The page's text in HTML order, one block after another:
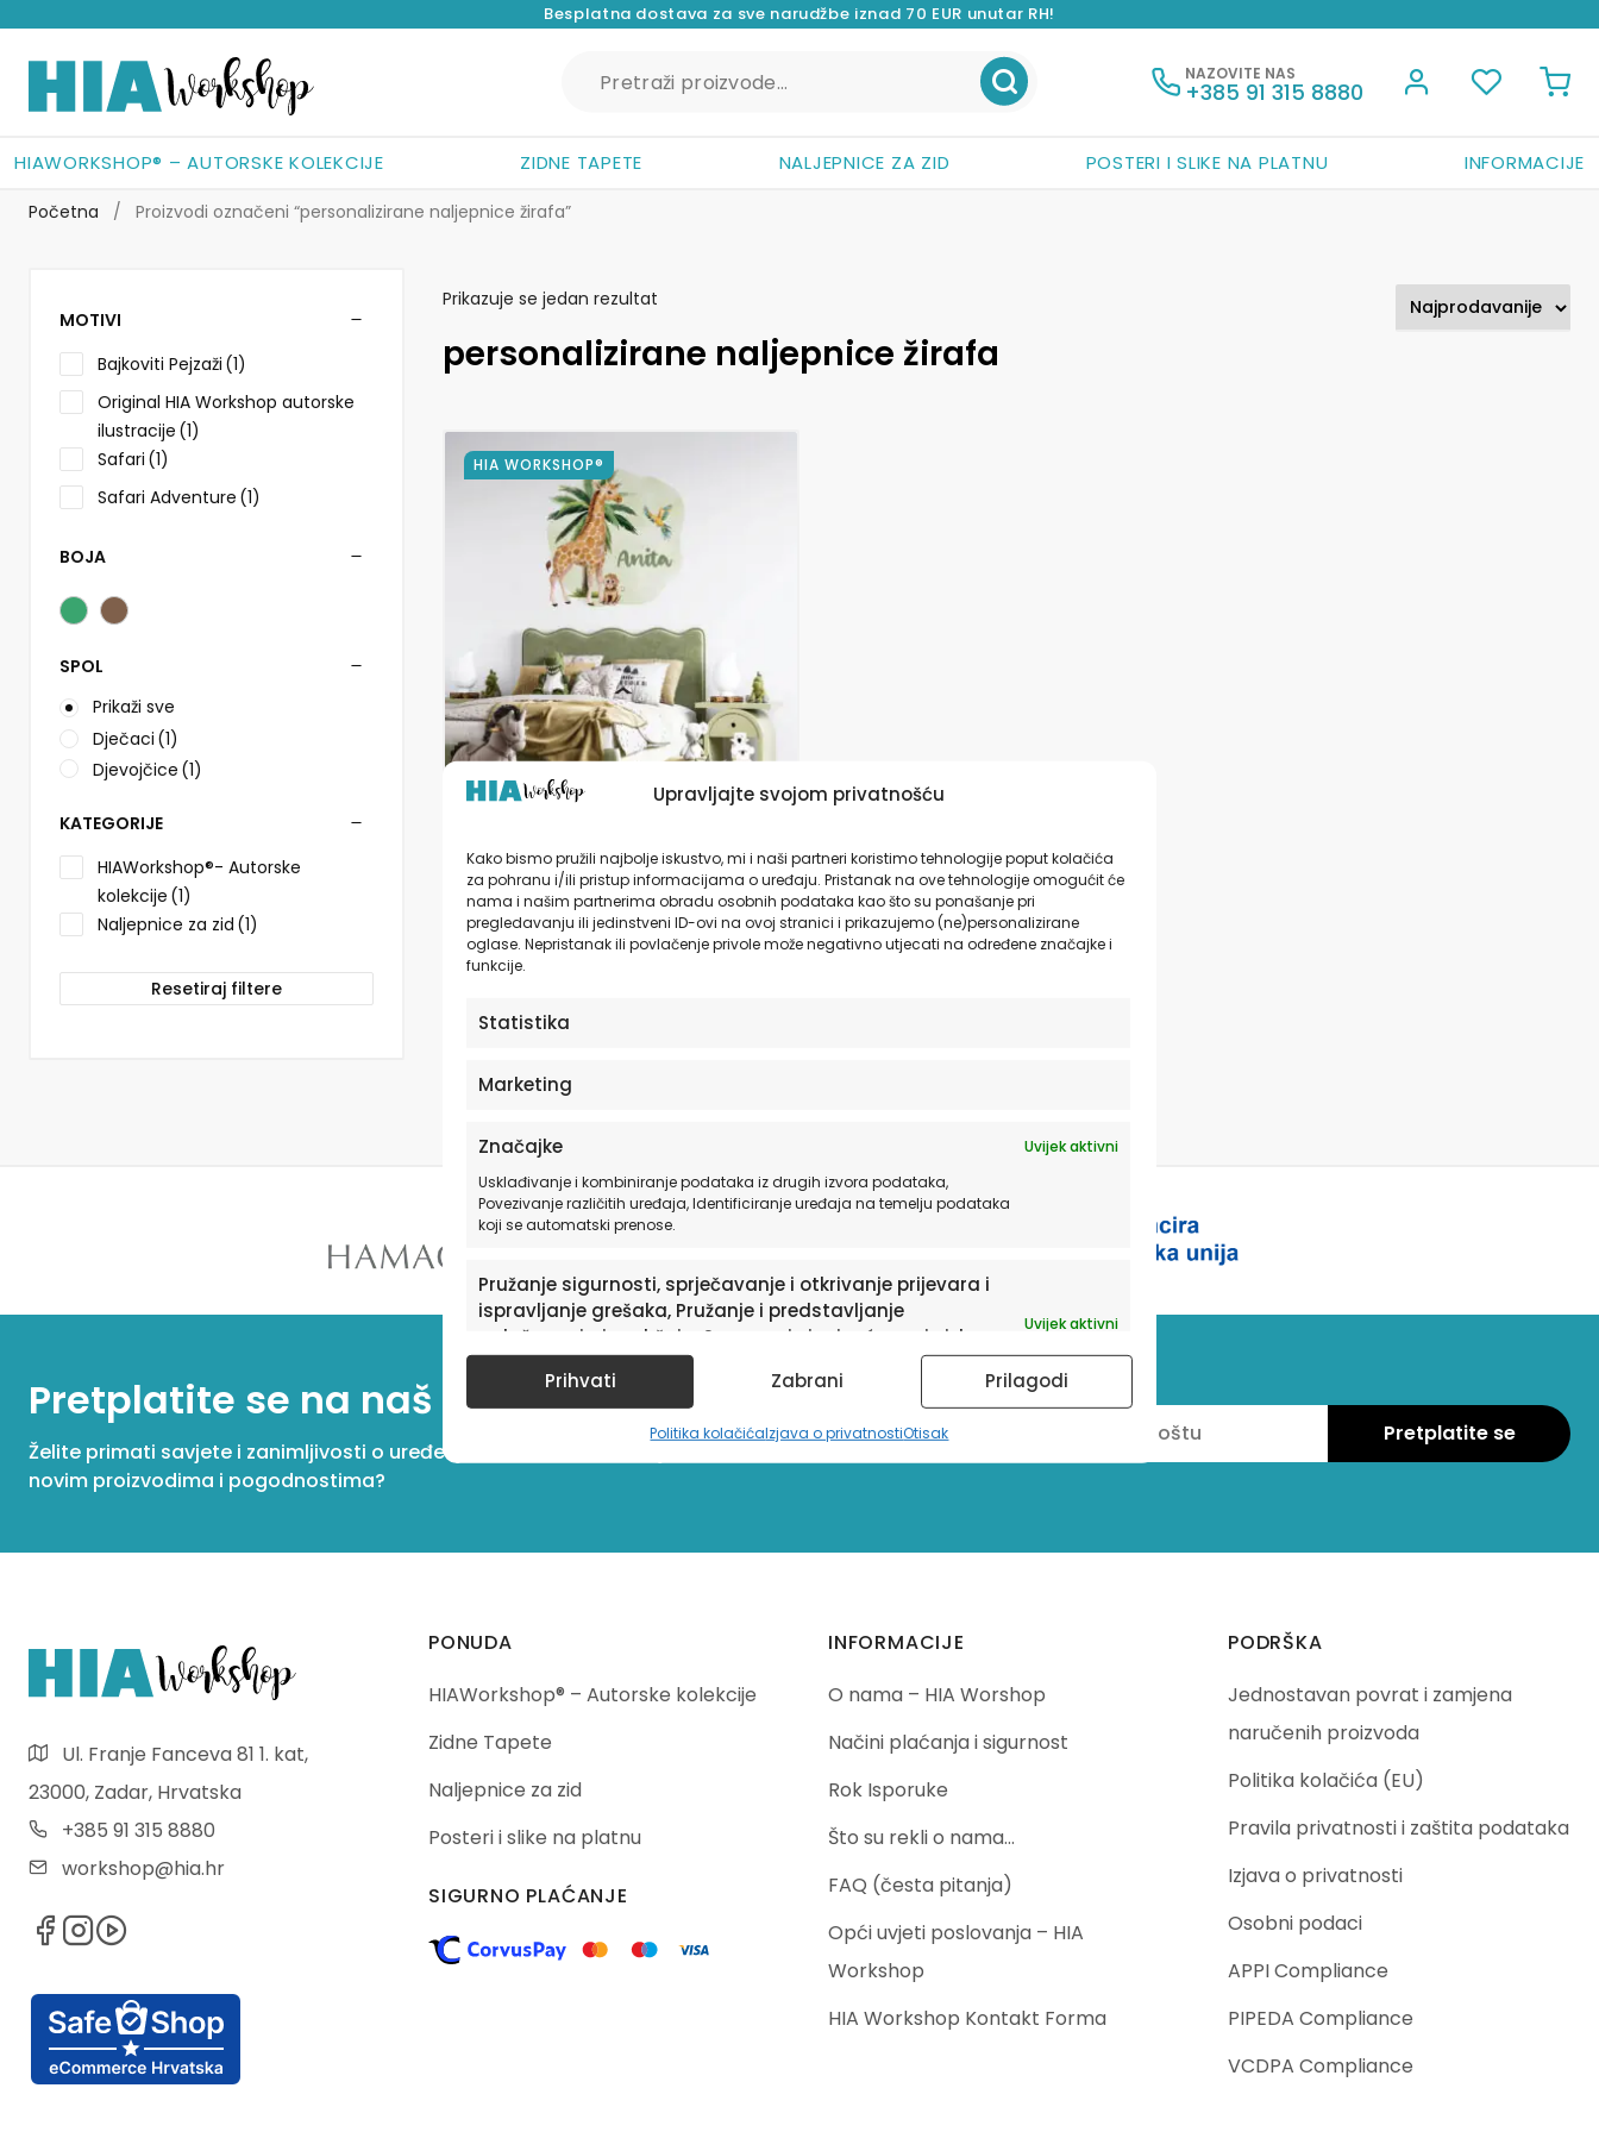
Upravljajte svojom privatnošću
Kako bismo pružili najbolje iskustvo, mi i naši partneri koristimo tehnologije poput kolačića
za pohranu i/ili pristup informacijama o uređaju. Pristanak na ove tehnologije omogućit će
nama i našim partnerima obradu osobnih podataka kao što su ponašanje pri
pregledavanju ili jedinstveni ID-ovi na ovoj stranici i prikazujemo (ne)personalizirane
oglase. Nepristanak ili povlačenje privole može negativno utjecati na određene značajke i
funkcije.
Statistika
Marketing
Značajke
Uvijek aktivni
Usklađivanje i kombiniranje podataka iz drugih izvora podataka,
Povezivanje različitih uređaja, Identificiranje uređaja na temelju podataka
koji se automatski prenose.
Pružanje sigurnosti, sprječavanje i otkrivanje prijevara i
ispravljanje grešaka, Pružanje i predstavljanje
oglašavanja i sadržaja, Spremanje i priopćavanje izbora
u pogledu privatnosti.
Uvijek aktivni
Prihvati Zabrani Prilagodi
Politika kolačićaIzjava o privatnostiOtisak
Besplatna dostava za sve narudžbe iznad 70 EUR unutar RH!
HIAWORKSHOP® – AUTORSKE KOLEKCIJE ZIDNE TAPETE NALJEPNICE ZA ZID POSTERI I SLIKE NA PLATNU INFORMACIJE
NAZOVITE NAS
+385 91 315 8880
Preskoči
na
navigaciju
Skoči
do
sadržaja
Početna / Proizvodi označeni “personalizirane naljepnice žirafa”
Prikazuje se jedan rezultat
personalizirane naljepnice žirafa
Giraffe’s Safari Adventure |
HIAWorkshop®
HIA WORKSHOP®
od19,90€
Ovaj
proizvod
mogu
odabrati
na
stranici
proizvoda
MOTIVI
Bajkoviti Pejzaži (1)
Original HIA Workshop autorske
ilustracije (1)
Safari (1)
Safari Adventure (1)
BOJA
SPOL
Prikaži sve
Dječaci (1)
Djevojčice (1)
KATEGORIJE
HIAWorkshop®- Autorske
kolekcije (1)
Naljepnice za zid (1)
Resetiraj filtere
Pretplatite se na naš Newsletter
Želite primati savjete i zanimljivosti o uređenju doma te informacije o
novim proizvodima i pogodnostima?
Ul. Franje Fanceva 81 1. kat,
23000, Zadar, Hrvatska
+385 91 315 8880
workshop@hia.hr
PONUDA
HIAWorkshop® – Autorske kolekcije
Zidne Tapete
Naljepnice za zid
Posteri i slike na platnu
SIGURNO PLAĆANJE
INFORMACIJE
O nama – HIA Worshop
Načini plaćanja i sigurnost
Rok Isporuke
Što su rekli o nama…
FAQ (česta pitanja)
Opći uvjeti poslovanja – HIA
Workshop
HIA Workshop Kontakt Forma
PODRŠKA
Jednostavan povrat i zamjena
naručenih proizvoda
Politika kolačića (EU)
Pravila privatnosti i zaštita podataka
Izjava o privatnosti
Osobni podaci
APPI Compliance
PIPEDA Compliance
VCDPA Compliance